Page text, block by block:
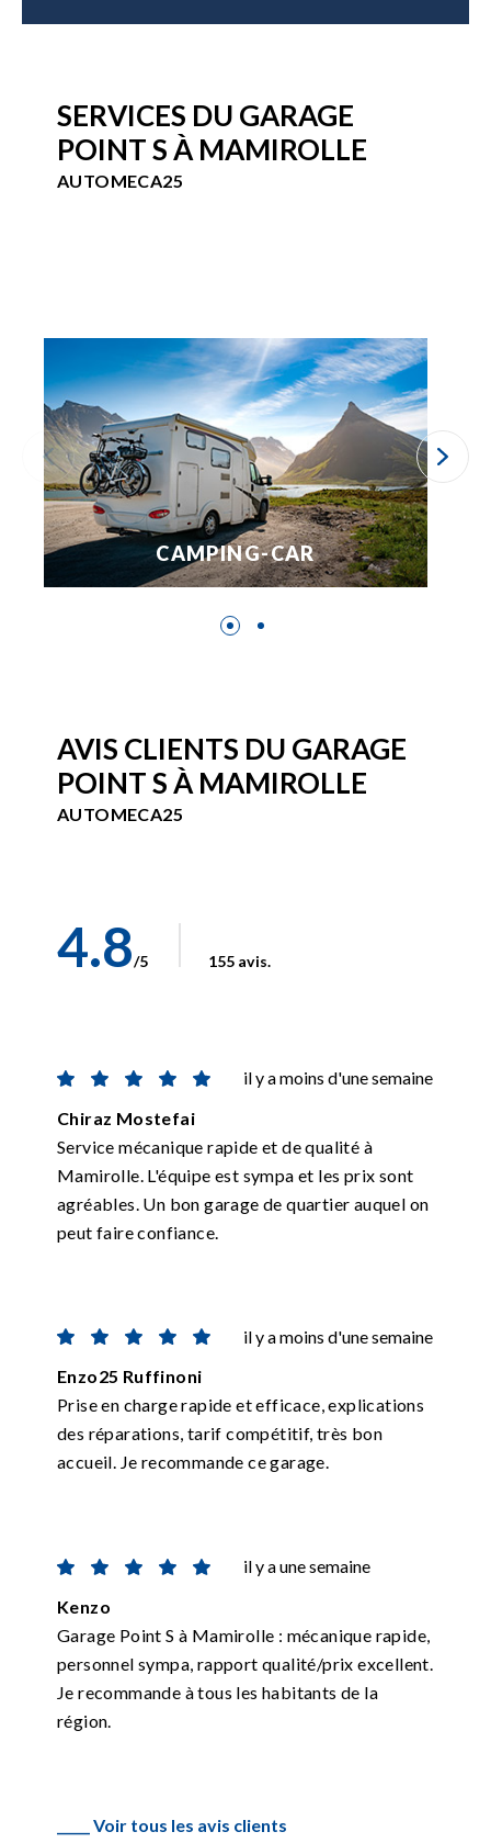
SERVICES DU GARAGE
POINT S À MAMIROLLE
AUTOMECA25
CAMPING-CAR
AVIS CLIENTS DU GARAGE
POINT S À MAMIROLLE
AUTOMECA25
4.8/5 155 avis.
il y a moins d'une semaine
Chiraz Mostefai
Service mécanique rapide et de qualité à
Mamirolle. L'équipe est sympa et les prix sont
agréables. Un bon garage de quartier auquel on
peut faire confiance.
il y a moins d'une semaine
Enzo25 Ruffinoni
Prise en charge rapide et efficace, explications
des réparations, tarif compétitif, très bon
accueil. Je recommande ce garage.
il y a une semaine
Kenzo
Garage Point S à Mamirolle : mécanique rapide,
personnel sympa, rapport qualité/prix excellent.
Je recommande à tous les habitants de la
région.
_____ Voir tous les avis clients